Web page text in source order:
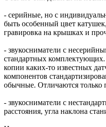
- серийные, но с
быть особенный цвет
гравировка на крышках и
- звукосниматели с
стандартных
копии каких-то известных
компонентов
обычные. Отличаются только
- звукосниматели с
расстояния, угла наклона